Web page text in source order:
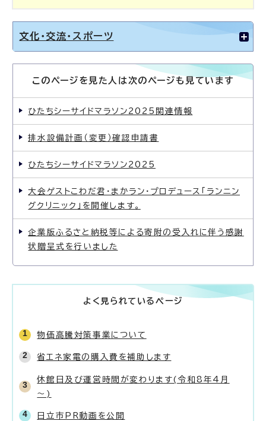
文化・交流・スポーツ
このページを見た人は次のページも見ています
ひたちシーサイドマラソン2025関連情報
排水設備計画（変更）確認申請書
ひたちシーサイドマラソン2025
大会ゲストこわだ君・まかラン・プロデュース「ランニン
グクリニック」を開催します。
企業版ふるさと納税等による寄附の受入れに伴う感謝
状贈呈式を行いました
よく見られているページ
物価高騰対策事業について
省エネ家電の購入費を補助します
休館日及び運営時間が変わります(令和8年4月
～)
日立市PR動画を公開